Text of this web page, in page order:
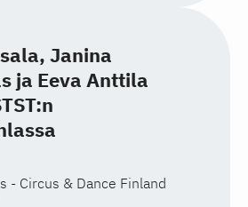
Janina
ja Eeva Anttila
- Circus & Dance Finland